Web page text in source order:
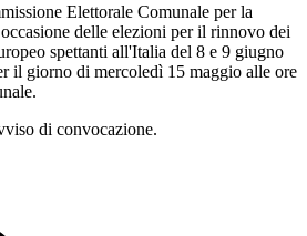
Elettorale Comunale per la
delle elezioni per il rinnovo dei
spettanti all'Italia del 8 e 9 giugno
il giorno di mercoledì 15 maggio alle ore
di convocazione.